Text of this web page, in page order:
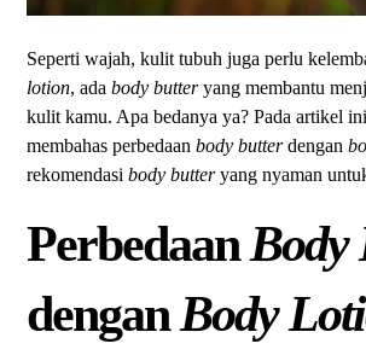
Seperti wajah, kulit tubuh juga perlu
lotion, ada body butteryang membantu
kulit kamu. Apa bedanya ya? Pada artikel
membahas perbedaan body butterdengan
rekomendasibody butteryang nyaman
PerbedaanBody
denganBody